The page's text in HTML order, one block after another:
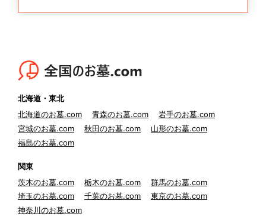
北海道・東北
北海道のお墓.com
青森のお墓.com
岩手のお墓.com
宮城のお墓.com
秋田のお墓.com
山形のお墓.com
福島のお墓.com
関東
茨木のお墓.com
栃木のお墓.com
群馬のお墓.com
埼玉のお墓.com
千葉のお墓.com
東京のお墓.com
神奈川のお墓.com